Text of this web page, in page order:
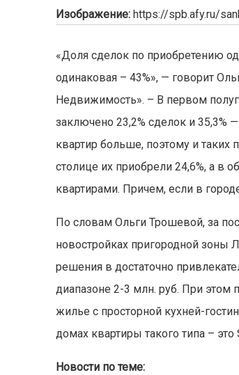
Изображение:https://spb.afy.ru/
«Доля сделок по приобретению
одинаковая – 43%», — говорит
Недвижимость». – В первом
заключено 23,2% сделок и 35,3%
квартир больше, поэтому и
столице их приобрели 24,6%, а в
квартирами. Причем, если в
По словам Ольги Трошевой, за
новостройках пригородной зоны
решения в достаточно
диапазоне 2-3 млн. руб. При этом
жилье с просторной кухней-
домах квартиры такого типа –
Новости по теме: